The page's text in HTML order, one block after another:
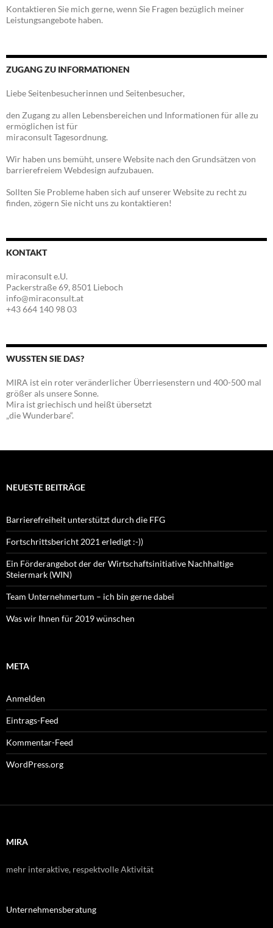
Kontaktieren Sie mich gerne, wenn Sie Fragen bezüglich meiner
Leistungsangebote haben.
ZUGANG ZU INFORMATIONEN
Liebe Seitenbesucherinnen und Seitenbesucher,
den Zugang zu allen Lebensbereichen und Informationen für alle zu
ermöglichen ist für
miraconsult Tagesordnung.
Wir haben uns bemüht, unsere Website nach den Grundsätzen von
barrierefreiem Webdesign aufzubauen.
Sollten Sie Probleme haben sich auf unserer Website zu recht zu
finden, zögern Sie nicht uns zu kontaktieren!
KONTAKT
miraconsult e.U.
Packerstraße 69, 8501 Lieboch
info@miraconsult.at
+43 664 140 98 03
WUSSTEN SIE DAS?
MIRA ist ein roter veränderlicher Überriesenstern und 400-500 mal
größer als unsere Sonne.
Mira ist griechisch und heißt übersetzt
„die Wunderbare“.
NEUESTE BEITRÄGE
Barrierefreiheit unterstützt durch die FFG
Fortschrittsbericht 2021 erledigt :-))
Ein Förderangebot der der Wirtschaftsinitiative Nachhaltige
Steiermark (WIN)
Team Unternehmertum – ich bin gerne dabei
Was wir Ihnen für 2019 wünschen
META
Anmelden
Eintrags-Feed
Kommentar-Feed
WordPress.org
MIRA
mehr interaktive, respektvolle Aktivität
Unternehmensberatung